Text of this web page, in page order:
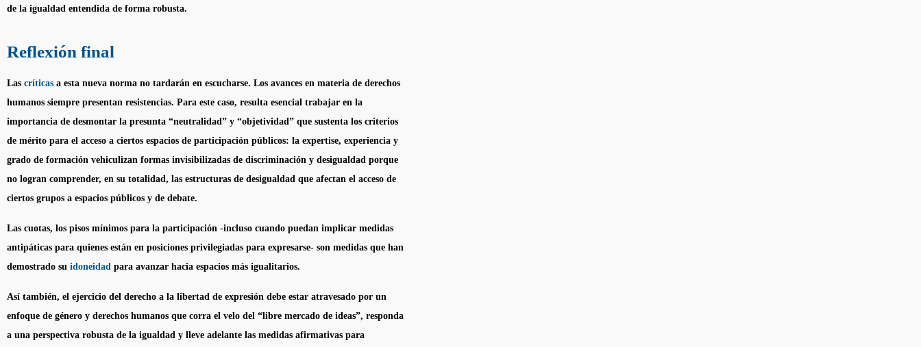
de la igualdad entendida de forma robusta.
Reflexión final
Las críticas a esta nueva norma no tardarán en escucharse. Los avances en materia de derechos
humanos siempre presentan resistencias. Para este caso, resulta esencial trabajar en la
importancia de desmontar la presunta “neutralidad” y “objetividad” que sustenta los criterios
de mérito para el acceso a ciertos espacios de participación públicos: la expertise, experiencia y
grado de formación vehiculizan formas invisibilizadas de discriminación y desigualdad porque
no logran comprender, en su totalidad, las estructuras de desigualdad que afectan el acceso de
ciertos grupos a espacios públicos y de debate.
Las cuotas, los pisos mínimos para la participación -incluso cuando puedan implicar medidas
antipáticas para quienes están en posiciones privilegiadas para expresarse- son medidas que han
demostrado su idoneidad para avanzar hacia espacios más igualitarios.
Así también, el ejercicio del derecho a la libertad de expresión debe estar atravesado por un
enfoque de género y derechos humanos que corra el velo del “libre mercado de ideas”, responda
a una perspectiva robusta de la igualdad y lleve adelante las medidas afirmativas para